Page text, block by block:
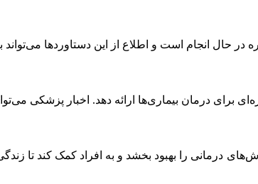
حال انجام است و اطلاع از این دستاوردها
برای درمان بیماری‌ها ارائه دهد. اخبار پزشکی
درمانی را بهبود بخشد و به افراد کمک کند تا